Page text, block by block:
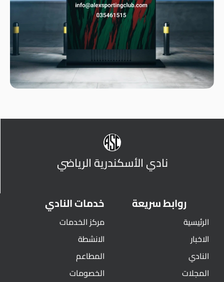
نادي الأسكندرية الرياضي
روابط سريعة
الرئيسية
الاخبار
النادي
المجلات
خدمات النادي
مركز الخدمات
الانشطة
المطاعم
الخصومات